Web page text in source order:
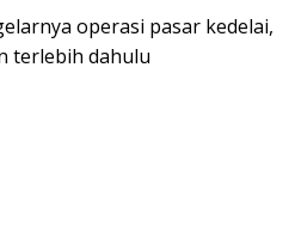
operasi pasar kedelai,
terlebih dahulu